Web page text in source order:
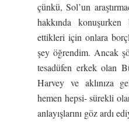
çünkü, Sol’un
hakkında
ettikleri için onlara
şey öğrendim. Ancak
tesadüfen erkek olan
Harvey ve aklınıza
hemen hepsi- sürekli
anlayışlarını göz ardı